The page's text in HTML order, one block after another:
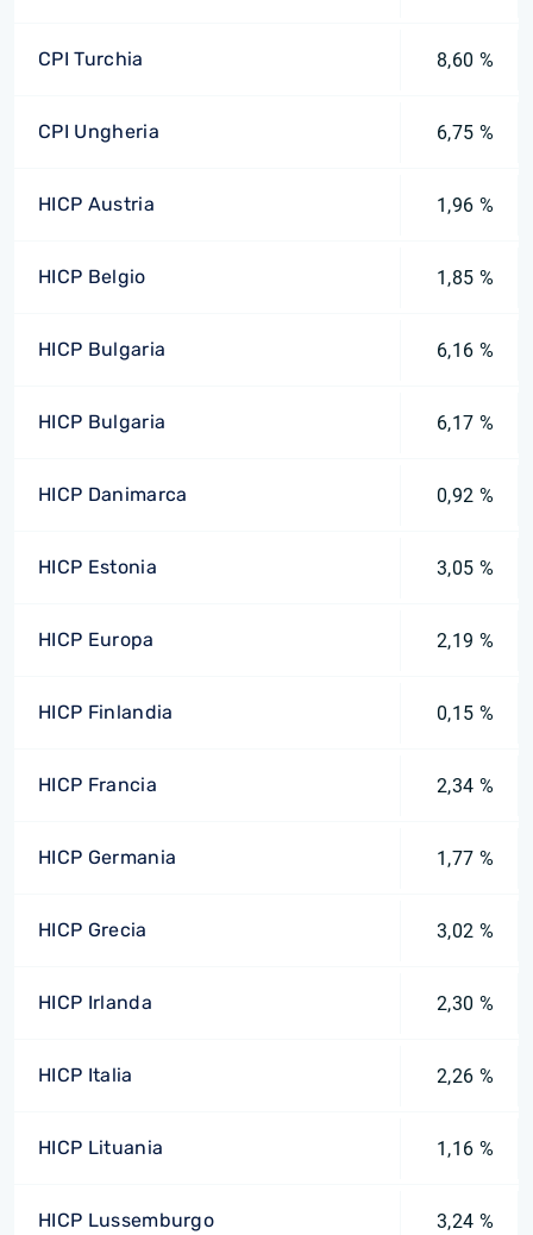
CPI Turchia 8,60 %
CPI Ungheria 6,75 %
HICP Austria 1,96 %
HICP Belgio 1,85 %
HICP Bulgaria 6,16 %
HICP Bulgaria 6,17 %
HICP Danimarca 0,92 %
HICP Estonia 3,05 %
HICP Europa 2,19 %
HICP Finlandia 0,15 %
HICP Francia 2,34 %
HICP Germania 1,77 %
HICP Grecia 3,02 %
HICP Irlanda 2,30 %
HICP Italia 2,26 %
HICP Lituania 1,16 %
HICP Lussemburgo 3,24 %